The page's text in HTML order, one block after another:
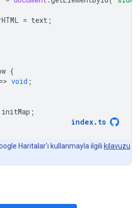
= text ;
{
=> void ;
initMap ;
index. ts
Haritalar'ı kullanmayla ilgili kılavuzu